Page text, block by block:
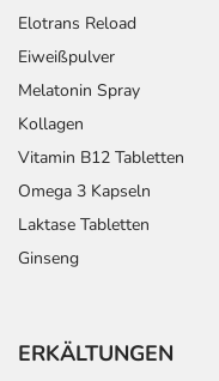
Elotrans Reload
Eiweißpulver
Melatonin Spray
Kollagen
Vitamin B12 Tabletten
Omega 3 Kapseln
Laktase Tabletten
Ginseng
ERKÄLTUNGEN